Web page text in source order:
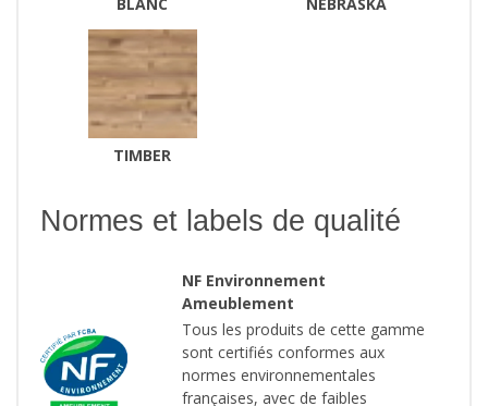
TIMBER
Normes et labels de qualité
NF Environnement
Ameublement
Tous les produits de cette gamme
sont certifiés conformes aux
normes environnementales
françaises, avec de faibles